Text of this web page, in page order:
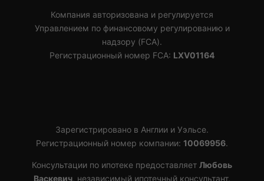
Компания авторизована и регулируется
Управлением по финансовому регулированию и
надзору (FCA).
Регистрационный номер FCA: LXV01164
Зарегистрировано в Англии и Уэльсе.
Регистрационный номер компании: 10069956.
Консультации по ипотеке предоставляет Любовь
Васкевич, независимый ипотечный консультант.